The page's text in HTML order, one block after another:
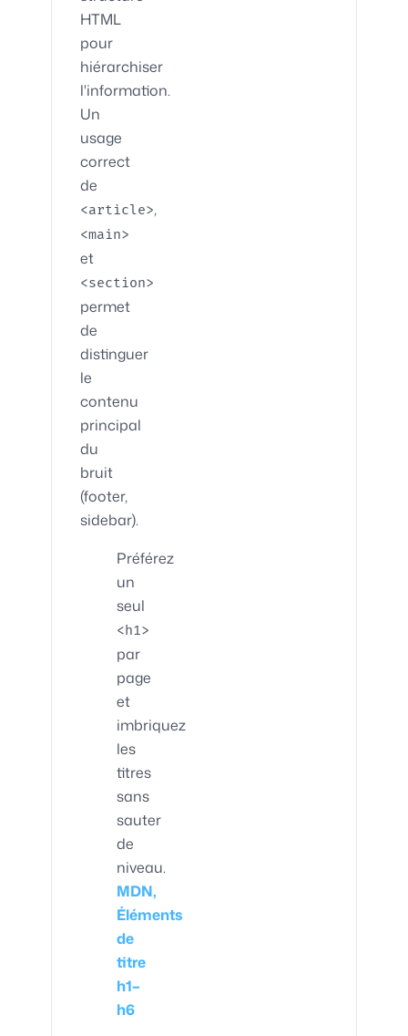
HTML
pour
hiérarchiser
l'information.
Un
usage
correct
de
<article>,
<main>
et
<section>
permet
de
distinguer
le
contenu
principal
du
bruit
(footer,
sidebar).
Préférez
un
seul
<h1>
par
page
et
imbriquez
les
titres
sans
sauter
de
niveau.
MDN,
Éléments
de
titre
h1–
h6